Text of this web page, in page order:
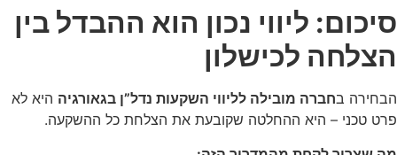
סיכום: ליווי נכון הוא ההבדל בין
הצלחה לכישלון
הבחירה בחברה מובילה לליווי השקעות נדל”ן בגאורגיה היא לא
פרט טכני – היא ההחלטה שקובעת את הצלחת כל ההשקעה.